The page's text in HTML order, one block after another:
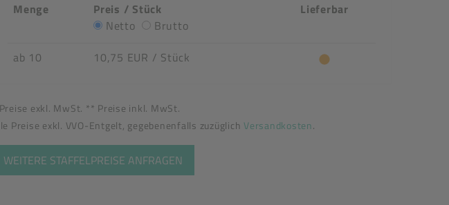
Menge
Preis / Stück
Netto
Brutto
Lieferbar
ab 10 10,75 EUR / Stück
exkl. MwSt. ** Preise inkl. MwSt.
Preise exkl. VVO-Entgelt, gegebenenfalls zuzüglich Versandkosten.
WEITERE STAFFELPREISE ANFRAGEN